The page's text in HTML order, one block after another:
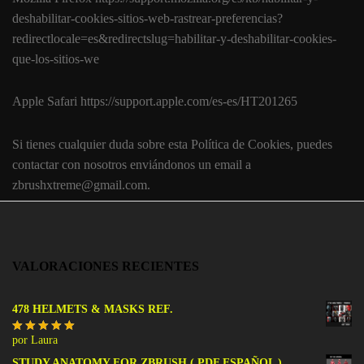
deshabilitar-cookies-sitios-web-rastrear-preferencias?
redirectlocale=es&redirectslug=habilitar-y-deshabilitar-cookies-
que-los-sitios-we
Apple Safari https://support.apple.com/es-es/HT201265
Si tienes cualquier duda sobre esta Política de Cookies, puedes
contactar con nosotros enviándonos un email a
zbrushxtreme@gmail.com.
VALORACIONES RECIENTES
478 HELMETS & MASKS REF.
Valorado
con5de 5
por Laura